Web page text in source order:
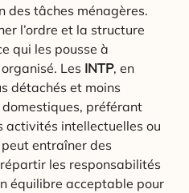
des tâches ménagères.
l’ordre et la structure
qui les pousse à
Les INTP, en
détachés et moins
préférant
activités intellectuelles ou
entraîner des
les responsabilités
équilibre acceptable pour